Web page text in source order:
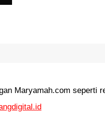
Maryamah.com seperti